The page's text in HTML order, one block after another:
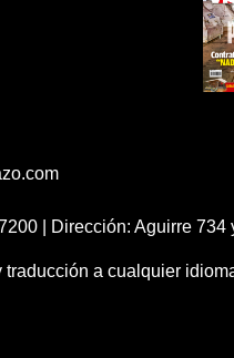
| Dirección: Aguirre 734
a cualquier